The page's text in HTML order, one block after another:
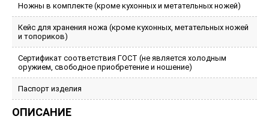
Ножны в комплекте (кроме кухонных и метательных ножей)
Кейс для хранения ножа (кроме кухонных, метательных ножей
и топориков)
Сертификат соответствия ГОСТ (не является холодным
оружием, свободное приобретение и ношение)
Паспорт изделия
ОПИСАНИЕ